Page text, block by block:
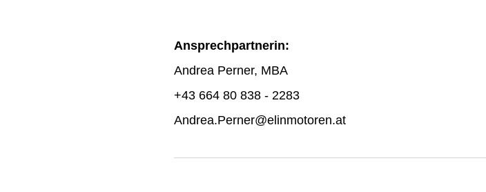
Ansprechpartnerin:
Andrea Perner, MBA
+43 664 80 838 - 2283
Andrea.Perner@elinmotoren.at